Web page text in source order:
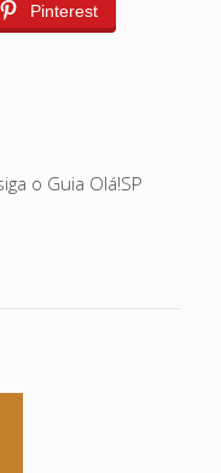
Pinterest
o Guia Olá!SP